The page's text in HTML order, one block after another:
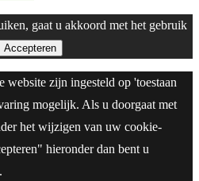
gaat u akkoord met het gebruik
Accepteren
website zijn ingesteld op 'toestaan
mogelijk. Als u doorgaat met
het wijzigen van uw cookie-
hieronder dan bent u